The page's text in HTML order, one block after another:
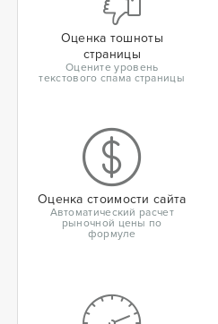
Оценка тошноты
страницы
Оцените уровень
текстового спама страницы
Оценка стоимости сайта
Автоматический расчет
рыночной цены по
формуле